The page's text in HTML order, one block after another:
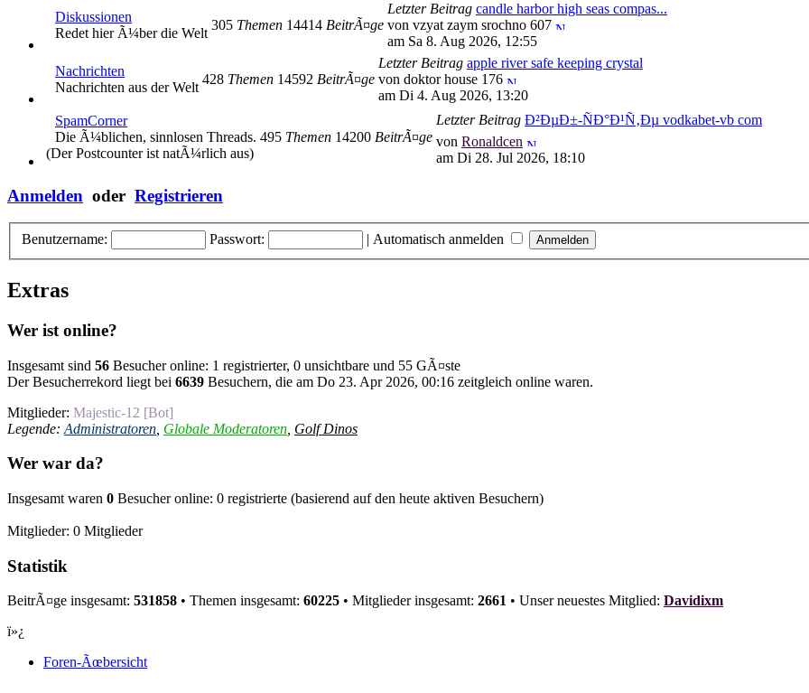
Diskussionen
Redet hier Ã¼ber die Welt
305 Themen 14414 BeitrÃ¤ge
Letzter Beitrag candle harbor high seas compas...
von vzyat zaym srochno 607
am Sa 8. Aug 2026, 12:55
Nachrichten
Nachrichten aus der Welt
428 Themen 14592 BeitrÃ¤ge
Letzter Beitrag apple river safe keeping crystal
von doktor house 176
am Di 4. Aug 2026, 13:20
SpamCorner
Die Ã¼blichen, sinnlosen Threads.
(Der Postcounter ist natÃ¼rlich aus)
495 Themen 14200 BeitrÃ¤ge
Letzter Beitrag Ð²ÐµÐ±-ÑÐ°Ð¹Ñ‚Ðµ vodkabet-vb com
von Ronaldcen
am Di 28. Jul 2026, 18:10
Anmelden oder Registrieren
Benutzername: Passwort: | Automatisch anmelden
Extras
Wer ist online?
Insgesamt sind 56 Besucher online: 1 registrierter, 0 unsichtbare und 55 GÃ¤ste
Der Besucherrekord liegt bei 6639 Besuchern, die am Do 23. Apr 2026, 00:16 zeitgleich online waren.
Mitglieder: Majestic-12 [Bot]
Legende: Administratoren Globale Moderatoren Golf Dinos
Wer war da?
Insgesamt waren 0 Besucher online: 0 registrierte (basierend auf den heute aktiven Besuchern)
Mitglieder: 0 Mitglieder
Statistik
BeitrÃ¤ge insgesamt: 531858 • Themen insgesamt: 60225 • Mitglieder insgesamt: 2661 • Unser neuestes Mitglied: Davidixm
ï»¿
Foren-Ãœbersicht